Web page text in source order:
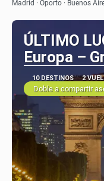
Madrid · Oporto · Buenos
ÚLTIMO
Europa –
10 DESTINOS 2
Doble a compartir